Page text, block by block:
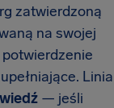
zatwierdzoną
na swojej
Linia
— jeśli